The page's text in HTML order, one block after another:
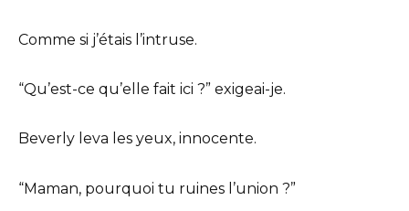
Comme si j’étais l’intruse.
“Qu’est-ce qu’elle fait ici ?” exigeai-je.
Beverly leva les yeux, innocente.
“Maman, pourquoi tu ruines l’union ?”